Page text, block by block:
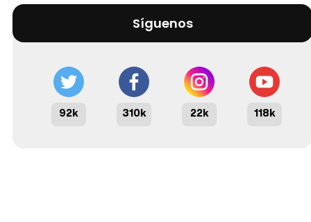
Síguenos
92k 310k 22k 118k